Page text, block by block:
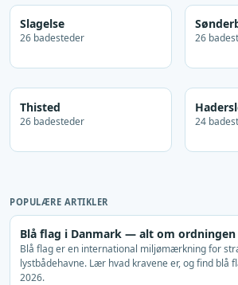
Slagelse
26 badesteder 26
Thisted
26 badesteder 24
POPULÆRE ARTIKLER
Blå flag i Danmark — alt om ordningen
Blå flag er en international miljømærkning for
lystbådehavne. Lær hvad kravene er, og find blå
2026.